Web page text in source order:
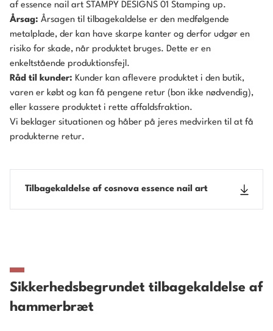
af essence nail art STAMPY DESIGNS 01 Stamping up.
Årsag: Årsagen til tilbagekaldelse er den medfølgende
metalplade, der kan have skarpe kanter og derfor udgør en
risiko for skade, når produktet bruges. Dette er en
enkeltstående produktionsfejl.
Råd til kunder: Kunder kan aflevere produktet i den butik,
varen er købt og kan få pengene retur (bon ikke nødvendig),
eller kassere produktet i rette affaldsfraktion.
Vi beklager situationen og håber på jeres medvirken til at få
produkterne retur.
Tilbagekaldelse af cosnova essence nail art
Sikkerhedsbegrundet tilbagekaldelse af
hammerbræt